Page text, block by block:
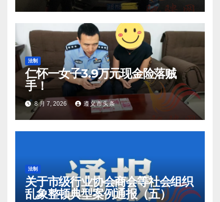
法制
仁怀一女子3.9万元现金险落贼
手！
8 月 7, 2026 遵义市头条
法制
关于市级行业协会商会等社会组织
乱象整顿典型案例通报（五）